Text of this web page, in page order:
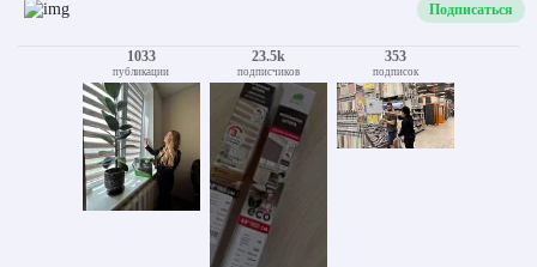
Подписаться
1033
публикации
23.5k
подписчиков
353
подписок